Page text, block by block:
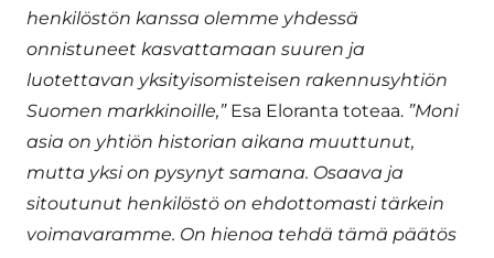
henkilöstön kanssa olemme yhdessä
onnistuneet kasvattamaan suuren ja
luotettavan yksityisomisteisen rakennusyhtiön
Suomen markkinoille,”Esa Eloranta toteaa. ”Moni
asia on yhtiön historian aikana muuttunut,
mutta yksi on pysynyt samana. Osaava ja
sitoutunut henkilöstö on ehdottomasti tärkein
voimavaramme. On hienoa tehdä tämä päätös